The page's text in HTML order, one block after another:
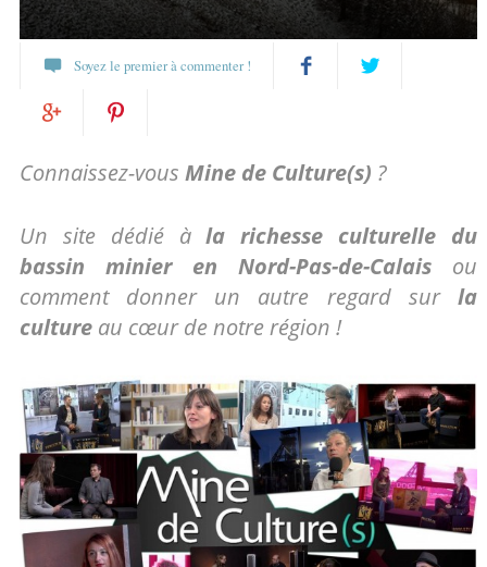
Soyez le premier à commenter !
Connaissez-vous Mine de Culture(s) ?
Un site dédié àla richesse culturelle du
bassin minier en Nord-Pas-de-Calais ou
comment donner un autre regard surla
cultureau cœur de notre région !